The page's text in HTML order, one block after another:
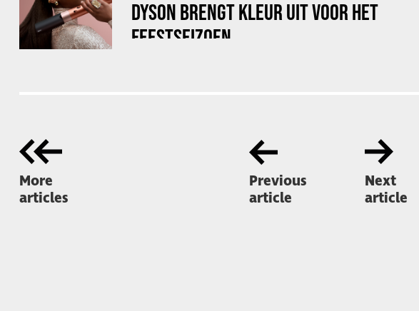
DYSON BRENGT KLEUR UIT VOOR HET
FEESTSEIZOEN
More
articles
Previous
article
Next
article